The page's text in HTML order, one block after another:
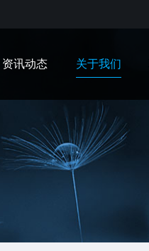
资讯动态 关于我们